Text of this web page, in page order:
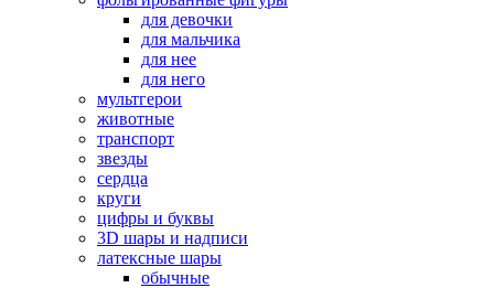
для девочки
для мальчика
для нее
для него
мультгерои
животные
транспорт
звезды
сердца
круги
цифры и буквы
3D шары и надписи
латексные шары
обычные